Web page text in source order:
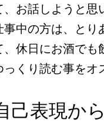
、お話しようと思
事中の方は、とり
、休日にお酒でも
っくり読む事をオ
己表現か